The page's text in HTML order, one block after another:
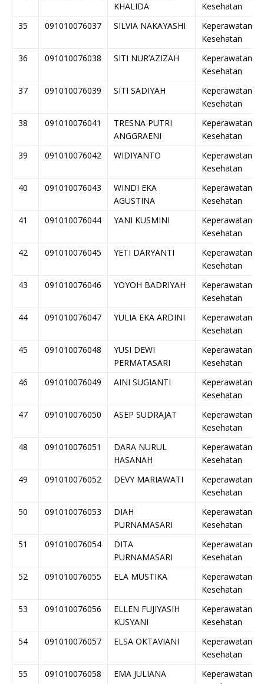
KHALIDA
Kesehatan
35
091010076037 SILVIA NAKAYASHI
Keperawatan
Kesehatan
36
091010076038 SITI NUR’AZIZAH
Keperawatan
Kesehatan
37
091010076039 SITI SADIYAH
Keperawatan
Kesehatan
38
091010076041
TRESNA PUTRI
ANGGRAENI
Keperawatan
Kesehatan
39
091010076042 WIDIYANTO
Keperawatan
Kesehatan
40
091010076043
WINDI EKA
AGUSTINA
Keperawatan
Kesehatan
41
091010076044 YANI KUSMINI
Keperawatan
Kesehatan
42
091010076045 YETI DARYANTI
Keperawatan
Kesehatan
43
091010076046 YOYOH BADRIYAH
Keperawatan
Kesehatan
44
091010076047 YULIA EKA ARDINI
Keperawatan
Kesehatan
45
091010076048
YUSI DEWI
PERMATASARI
Keperawatan
Kesehatan
46
091010076049 AINI SUGIANTI
Keperawatan
Kesehatan
47
091010076050 ASEP SUDRAJAT
Keperawatan
Kesehatan
48
091010076051
DARA NURUL
HASANAH
Keperawatan
Kesehatan
49
091010076052 DEVY MARIAWATI
Keperawatan
Kesehatan
50
091010076053
DIAH
PURNAMASARI
Keperawatan
Kesehatan
51
091010076054
DITA
PURNAMASARI
Keperawatan
Kesehatan
52
091010076055 ELA MUSTIKA
Keperawatan
Kesehatan
53
091010076056
ELLEN FUJIYASIH
KUSYANI
Keperawatan
Kesehatan
54
091010076057 ELSA OKTAVIANI
Keperawatan
Kesehatan
55
091010076058 EMA JULIANA
Keperawatan